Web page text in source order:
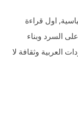
اي مصري
اول قراءة
السرد وبناء
العربية وثقافة لا